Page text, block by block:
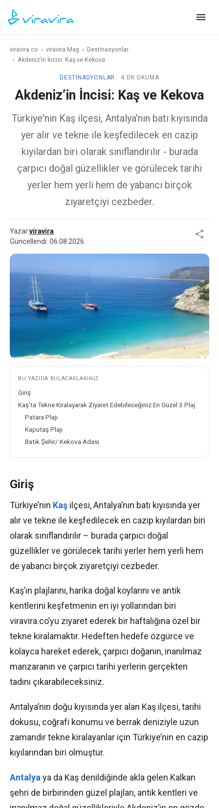
viravira.co › viravira Mag › Destinasyonlar
› Akdeniz’in İncisi: Kaş ve Kekova
DESTINASYONLAR 4 DK OKUMA
Akdeniz’in İncisi: Kaş ve Kekova
Türkiye'nin Kaş ilçesi, Antalya'nın batı kıyısında
yer alır ve tekne ile keşfedilecek en cazip
kıyılardan biri olarak sınıflandırılır - burada
çarpıcı doğal güzellikler ve görülecek tarihi
yerler hem yerli hem de yabancı birçok
ziyaretçiyi cezbeder.
Yazar:viravira
Güncellendi: 06.08.2026
BU YAZIDA BULACAKLARINIZ
Giriş
Kaş’ta Tekne Kiralayarak Ziyaret Edebileceğiniz En Güzel 3 Plaj:
Patara Plajı
Kaputaş Plajı
Batık Şehir/ Kekova Adası
Giriş
Türkiye’nin Kaş ilçesi, Antalya’nın batı kıyısında yer
alır ve tekne ile keşfedilecek en cazip kıyılardan biri
olarak sınıflandırılır – burada çarpıcı doğal
güzellikler ve görülecek tarihi yerler hem yerli hem
de yabancı birçok ziyaretçiyi cezbeder.
Kaş’ın plajlarını, harika doğal koylarını ve antik
kentlerini keşfetmenin en iyi yollarından biri
viravira.co’yu ziyaret ederek bir haftalığına özel bir
tekne kiralamaktır. Hedeften hedefe özgürce ve
kolayca hareket ederek, çarpıcı doğanın, inanılmaz
manzaranın ve çarpıcı tarihi yerlerin gerçekten
tadını çıkarabileceksiniz.
Antalya’nın doğu kıyısında yer alan Kaş ilçesi, tarihi
dokusu, coğrafi konumu ve berrak deniziyle uzun
zamandır tekne kiralayanlar için Türkiye’nin en cazip
kıyılarından biri olmuştur.
Antalya ya da Kaş denildiğinde akla gelen Kalkan
şehri de birbirinden güzel plajları, antik kentleri ve